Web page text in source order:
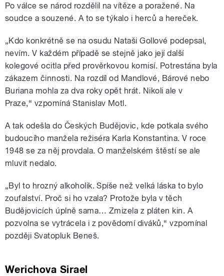
Po válce se národ rozdělil na vítěze a poražené. Na
soudce a souzené. A to se týkalo i herců a hereček.
„Kdo konkrétně se na osudu Nataši Gollové podepsal,
nevím. V každém případě se stejně jako její další
kolegové ocitla před prověrkovou komisí. Potrestána byla
zákazem činnosti. Na rozdíl od Mandlové, Bárové nebo
Buriana mohla za dva roky opět hrát. Nikoli ale v
Praze,“ vzpomíná Stanislav Motl.
A tak odešla do Českých Budějovic, kde potkala svého
budoucího manžela režiséra Karla Konstantina. V roce
1948 se za něj provdala. O manželském štěstí se ale
mluvit nedalo.
„Byl to hrozný alkoholik. Spíše než velká láska to bylo
zoufalství. Proč si ho vzala? Protože byla v těch
Budějovicích úplně sama… Zmizela z pláten kin. A
pozvolna se vytrácela i z povědomí diváků,“ vzpomínal
později Svatopluk Beneš.
Werichova Sirael